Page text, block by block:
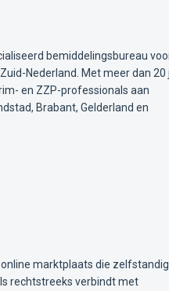
bemiddelingsbureau
Nederland. Met meer dan 20
en ZZP-professionals aan
Brabant, Gelderland en
marktplaats die
rechtstreeks verbindt met